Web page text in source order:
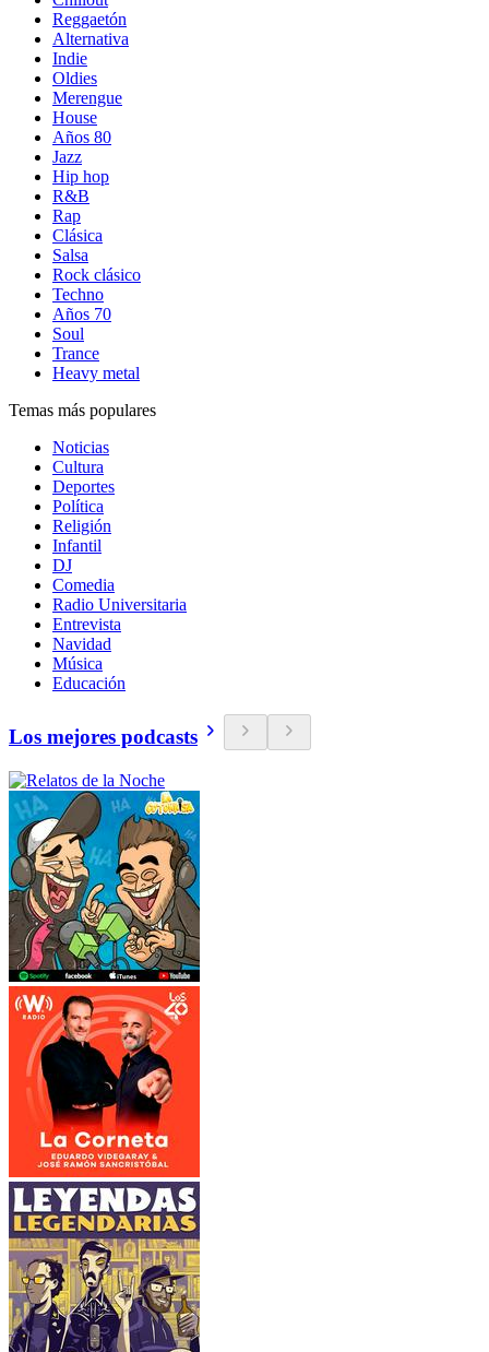
Reggaetón
Alternativa
Indie
Oldies
Merengue
House
Años 80
Jazz
Hip hop
R&B
Rap
Clásica
Salsa
Rock clásico
Techno
Años 70
Soul
Trance
Heavy metal
Temas más populares
Noticias
Cultura
Deportes
Política
Religión
Infantil
DJ
Comedia
Radio Universitaria
Entrevista
Navidad
Música
Educación
Los mejores podcasts